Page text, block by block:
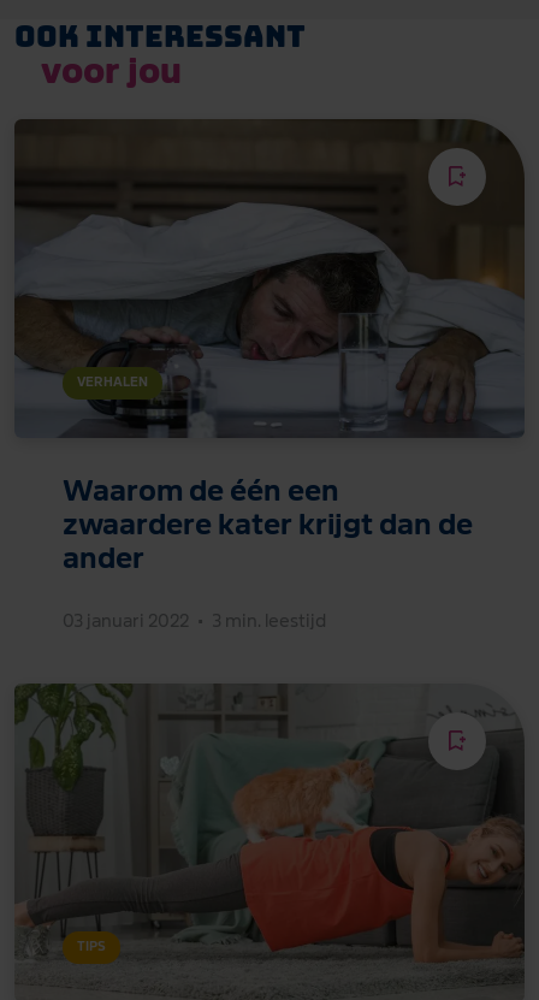
Ook interessant
voor jou
VERHALEN
Waarom de één een
zwaardere kater krijgt dan de
ander
03 januari 2022 • 3 min. leestijd
TIPS